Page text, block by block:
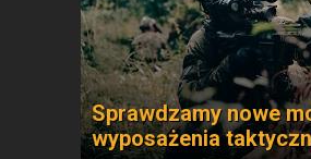
Sprawdzamy nowe
wyposażenia